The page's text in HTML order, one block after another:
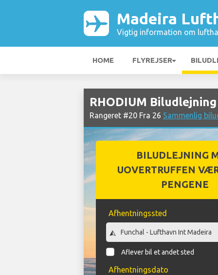
Madeira
Vigtig information om
HOME FLYREJSER
RHODIUM
Rangeret #20 Fra 26 Sammenlig
BILUDLEJNING
UOVERTRUFFEN
PENGENE
Afhentningssted
Aflever bil et andet sted
Afhentningsdato